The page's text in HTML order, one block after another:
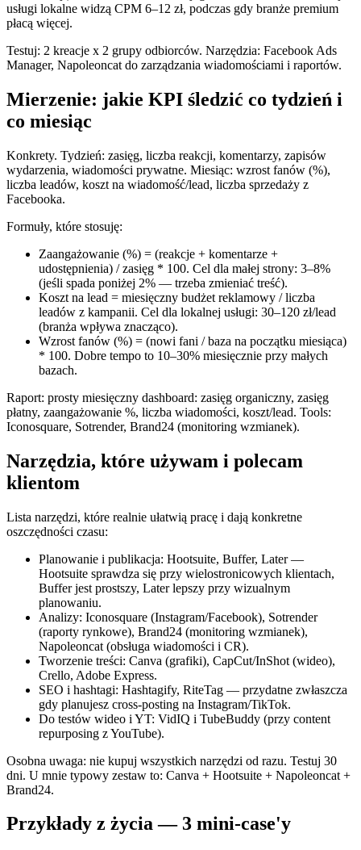
usługi lokalne widzą CPM 6–12 zł, podczas gdy branże premium
płacą więcej.
Testuj: 2 kreacje x 2 grupy odbiorców. Narzędzia: Facebook Ads
Manager, Napoleoncat do zarządzania wiadomościami i raportów.
Mierzenie: jakie KPI śledzić co tydzień i
co miesiąc
Konkrety. Tydzień: zasięg, liczba reakcji, komentarzy, zapisów
wydarzenia, wiadomości prywatne. Miesiąc: wzrost fanów (%),
liczba leadów, koszt na wiadomość/lead, liczba sprzedaży z
Facebooka.
Formuły, które stosuję:
Zaangażowanie (%) = (reakcje + komentarze +
udostępnienia) / zasięg * 100. Cel dla małej strony: 3–8%
(jeśli spada poniżej 2% — trzeba zmieniać treść).
Koszt na lead = miesięczny budżet reklamowy / liczba
leadów z kampanii. Cel dla lokalnej usługi: 30–120 zł/lead
(branża wpływa znacząco).
Wzrost fanów (%) = (nowi fani / baza na początku miesiąca)
* 100. Dobre tempo to 10–30% miesięcznie przy małych
bazach.
Raport: prosty miesięczny dashboard: zasięg organiczny, zasięg
płatny, zaangażowanie %, liczba wiadomości, koszt/lead. Tools:
Iconosquare, Sotrender, Brand24 (monitoring wzmianek).
Narzędzia, które używam i polecam
klientom
Lista narzędzi, które realnie ułatwią pracę i dają konkretne
oszczędności czasu:
Planowanie i publikacja: Hootsuite, Buffer, Later —
Hootsuite sprawdza się przy wielostronicowych klientach,
Buffer jest prostszy, Later lepszy przy wizualnym
planowaniu.
Analizy: Iconosquare (Instagram/Facebook), Sotrender
(raporty rynkowe), Brand24 (monitoring wzmianek),
Napoleoncat (obsługa wiadomości i CR).
Tworzenie treści: Canva (grafiki), CapCut/InShot (wideo),
Crello, Adobe Express.
SEO i hashtagi: Hashtagify, RiteTag — przydatne zwłaszcza
gdy planujesz cross-posting na Instagram/TikTok.
Do testów wideo i YT: VidIQ i TubeBuddy (przy content
repurposing z YouTube).
Osobna uwaga: nie kupuj wszystkich narzędzi od razu. Testuj 30
dni. U mnie typowy zestaw to: Canva + Hootsuite + Napoleoncat +
Brand24.
Przykłady z życia — 3 mini-case'y